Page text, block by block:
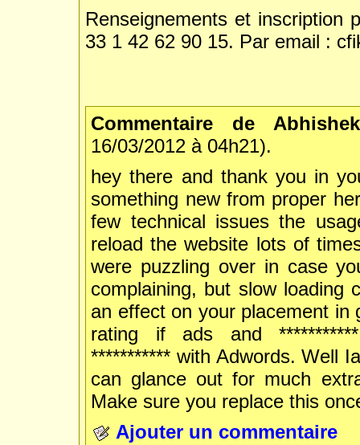
Renseignements et
33 1 42 62 90 15. Par email :
Commentaire de
16/03/2012 à 04h21).
hey there and thank you in
something new from proper
few technical issues the
reload the website lots of
were puzzling over in case
complaining, but slow loading
an effect on your placement in
rating if ads and
*********** with Adwords. Well
can glance out for much
Make sure you replace this
Ajouter un commentaire